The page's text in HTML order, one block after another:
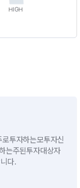
HIGH
투자하는모투자신
는주된투자대상자
다.